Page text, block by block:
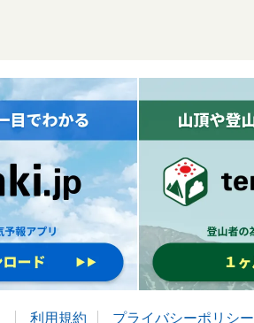
利用規約 プライバシーポリシー